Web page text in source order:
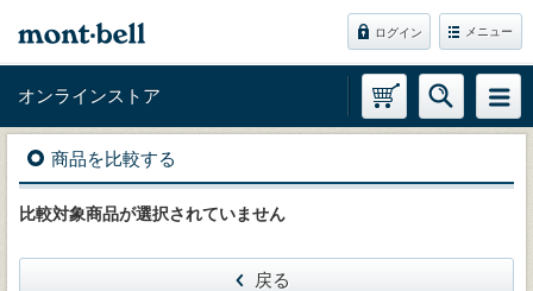
ログイン メニュー
オンラインストア
商品を比較する
比較対象商品が選択されていません
戻る